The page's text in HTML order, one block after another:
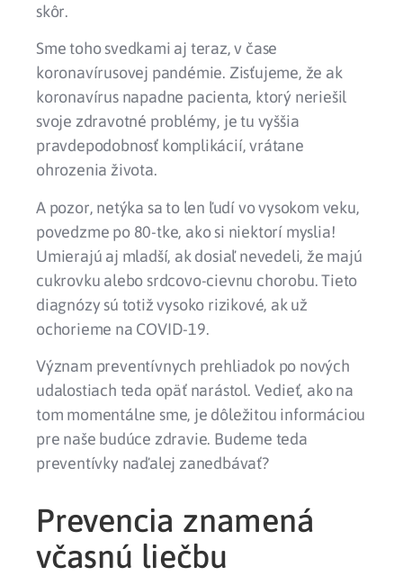
skôr.
Sme toho svedkami aj teraz, v čase
koronavírusovej pandémie. Zisťujeme, že ak
koronavírus napadne pacienta, ktorý neriešil
svoje zdravotné problémy, je tu vyššia
pravdepodobnosť komplikácií, vrátane
ohrozenia života.
A pozor, netýka sa to len ľudí vo vysokom veku,
povedzme po 80-tke, ako si niektorí myslia!
Umierajú aj mladší, ak dosiaľ nevedeli, že majú
cukrovku alebo srdcovo-cievnu chorobu. Tieto
diagnózy sú totiž vysoko rizikové, ak už
ochorieme na COVID-19.
Význam preventívnych prehliadok po nových
udalostiach teda opäť narástol. Vedieť, ako na
tom momentálne sme, je dôležitou informáciou
pre naše budúce zdravie. Budeme teda
preventívky naďalej zanedbávať?
Prevencia znamená
včasnú liečbu